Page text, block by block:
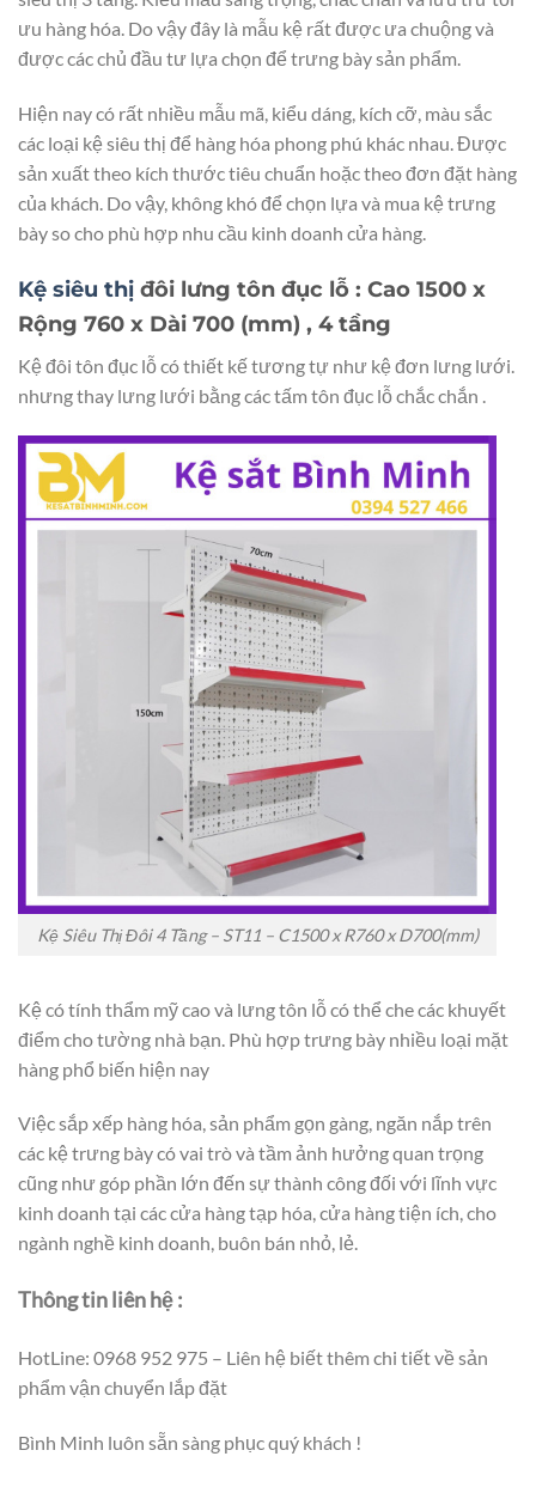
ưu hàng hóa. Do vậy đây là mẫu kệ rất được ưa chuộng và
được các chủ đầu tư lựa chọn để trưng bày sản phẩm.
Hiện nay có rất nhiều mẫu mã, kiểu dáng, kích cỡ, màu sắc
các loại kệ siêu thị để hàng hóa phong phú khác nhau. Được
sản xuất theo kích thước tiêu chuẩn hoặc theo đơn đặt hàng
của khách. Do vậy, không khó để chọn lựa và mua kệ trưng
bày so cho phù hợp nhu cầu kinh doanh cửa hàng.
Kệ siêu thị đôi lưng tôn đục lỗ : Cao 1500 x
Rộng 760 x Dài 700 (mm) , 4 tầng
Kệ đôi tôn đục lỗ có thiết kế tương tự như kệ đơn lưng lưới.
nhưng thay lưng lưới bằng các tấm tôn đục lỗ chắc chắn .
Kệ Siêu Thị Đôi 4 Tầng – ST11 – C1500 x R760 x D700(mm)
Kệ có tính thẩm mỹ cao và lưng tôn lỗ có thể che các khuyết
điểm cho tường nhà bạn. Phù hợp trưng bày nhiều loại mặt
hàng phổ biến hiện nay
Việc sắp xếp hàng hóa, sản phẩm gọn gàng, ngăn nắp trên
các kệ trưng bày có vai trò và tầm ảnh hưởng quan trọng
cũng như góp phần lớn đến sự thành công đối với lĩnh vực
kinh doanh tại các cửa hàng tạp hóa, cửa hàng tiện ích, cho
ngành nghề kinh doanh, buôn bán nhỏ, lẻ.
Thông tin liên hệ :
HotLine: 0968 952 975 – Liên hệ biết thêm chi tiết về sản
phẩm vận chuyển lắp đặt
Bình Minh luôn sẵn sàng phục quý khách !